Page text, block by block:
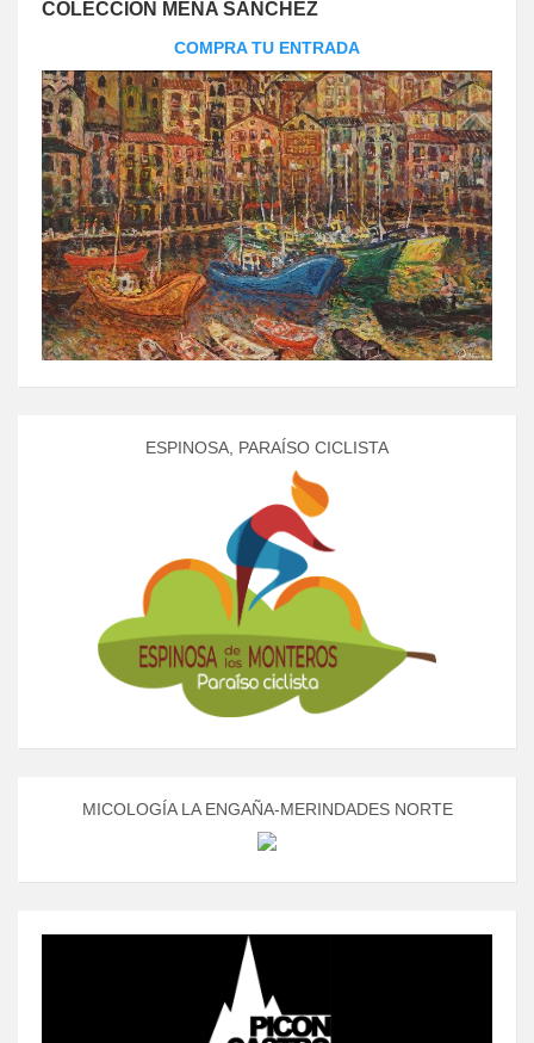
COLECCIÓN MENA SÁNCHEZ
COMPRA TU ENTRADA
ESPINOSA, PARAÍSO CICLISTA
MICOLOGÍA LA ENGAÑA-MERINDADES NORTE